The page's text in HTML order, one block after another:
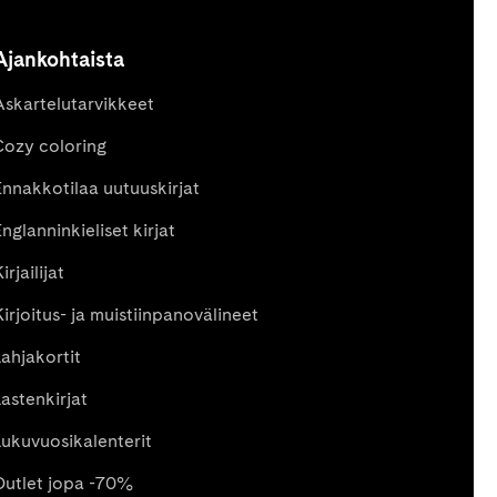
coloring
uutuuskirjat
kirjat
ja muistiinpanovälineet
jopa -70%